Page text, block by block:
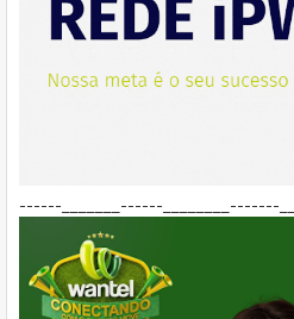
------_______------________-------___